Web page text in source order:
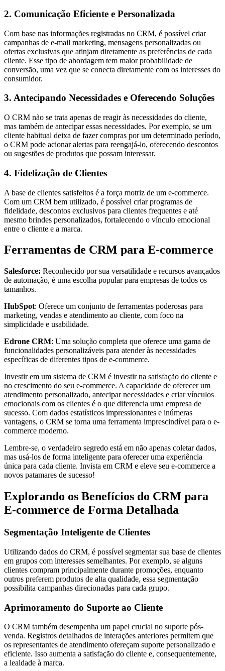
2. Comunicação Eficiente e Personalizada
Com base nas informações registradas no CRM, é possível criar
campanhas de e-mail marketing, mensagens personalizadas ou
ofertas exclusivas que atinjam diretamente as preferências de cada
cliente. Esse tipo de abordagem tem maior probabilidade de
conversão, uma vez que se conecta diretamente com os interesses do
consumidor.
3. Antecipando Necessidades e Oferecendo Soluções
O CRM não se trata apenas de reagir às necessidades do cliente,
mas também de antecipar essas necessidades. Por exemplo, se um
cliente habitual deixa de fazer compras por um determinado período,
o CRM pode acionar alertas para reengajá-lo, oferecendo descontos
ou sugestões de produtos que possam interessar.
4. Fidelização de Clientes
A base de clientes satisfeitos é a força motriz de um e-commerce.
Com um CRM bem utilizado, é possível criar programas de
fidelidade, descontos exclusivos para clientes frequentes e até
mesmo brindes personalizados, fortalecendo o vínculo emocional
entre o cliente e a marca.
Ferramentas de CRM para E-commerce
Salesforce: Reconhecido por sua versatilidade e recursos avançados
de automação, é uma escolha popular para empresas de todos os
tamanhos.
HubSpot: Oferece um conjunto de ferramentas poderosas para
marketing, vendas e atendimento ao cliente, com foco na
simplicidade e usabilidade.
Edrone CRM: Uma solução completa que oferece uma gama de
funcionalidades personalizáveis para atender às necessidades
específicas de diferentes tipos de e-commerce.
Investir em um sistema de CRM é investir na satisfação do cliente e
no crescimento do seu e-commerce. A capacidade de oferecer um
atendimento personalizado, antecipar necessidades e criar vínculos
emocionais com os clientes é o que diferencia uma empresa de
sucesso. Com dados estatísticos impressionantes e inúmeras
vantagens, o CRM se torna uma ferramenta imprescindível para o e-
commerce moderno.
Lembre-se, o verdadeiro segredo está em não apenas coletar dados,
mas usá-los de forma inteligente para oferecer uma experiência
única para cada cliente. Invista em CRM e eleve seu e-commerce a
novos patamares de sucesso!
Explorando os Benefícios do CRM para
E-commerce de Forma Detalhada
Segmentação Inteligente de Clientes
Utilizando dados do CRM, é possível segmentar sua base de clientes
em grupos com interesses semelhantes. Por exemplo, se alguns
clientes compram principalmente durante promoções, enquanto
outros preferem produtos de alta qualidade, essa segmentação
possibilita campanhas direcionadas para cada grupo.
Aprimoramento do Suporte ao Cliente
O CRM também desempenha um papel crucial no suporte pós-
venda. Registros detalhados de interações anteriores permitem que
os representantes de atendimento ofereçam suporte personalizado e
eficiente. Isso aumenta a satisfação do cliente e, consequentemente,
a lealdade à marca.